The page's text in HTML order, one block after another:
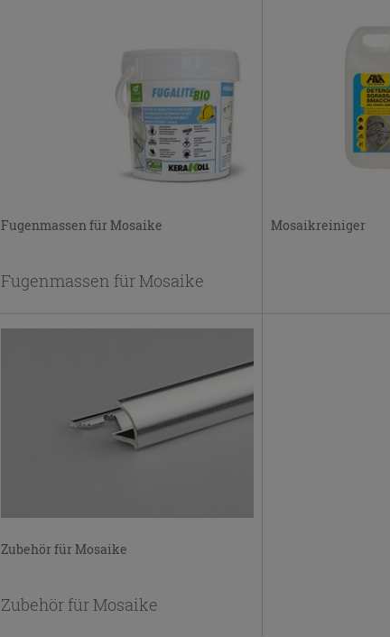
Fugenmassen für Mosaike
Fugenmassen für Mosaike
Mosaikreiniger
Zubehör für Mosaike
Zubehör für Mosaike